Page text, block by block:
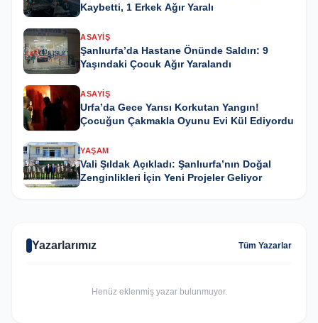
Kaybetti, 1 Erkek Ağır Yaralı
ASAYIŞ
Şanlıurfa’da Hastane Önünde Saldırı: 9
Yaşındaki Çocuk Ağır Yaralandı
ASAYIŞ
Urfa’da Gece Yarısı Korkutan Yangın!
Çocuğun Çakmakla Oyunu Evi Kül Ediyordu
YAŞAM
Vali Şıldak Açıkladı: Şanlıurfa’nın Doğal
Zenginlikleri İçin Yeni Projeler Geliyor
Yazarlarımız Tüm Yazarlar
Henüz eklenmiş yazar bulunmuyor.